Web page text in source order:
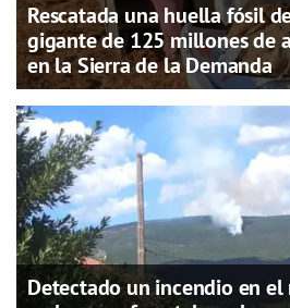
Rescatada una huella fósil
gigante de 125 millones de
en la Sierra de la Demanda
Detectado un incendio en el